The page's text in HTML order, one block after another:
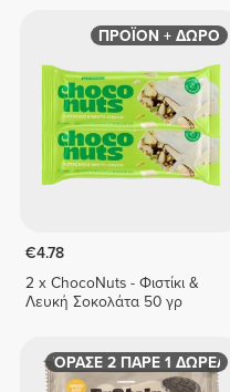
ΠΡΟΪΟΝ + ΔΩΡΟ
€4.78
2 x ChocoNuts - Φιστίκι &
Λευκή Σοκολάτα 50 γρ
ΑΓΟΡΑΣΕ 2 ΠΑΡΕ 1 ΔΩΡΕΑΝ